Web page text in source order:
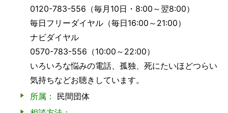
0120-783-556（毎月10日・8:00～翌8:00）
毎日フリーダイヤル（毎日16:00～21:00）
ナビダイヤル
0570-783-556（10:00～22:00）
いろいろな悩みの電話、孤独、死にたいほどつらい
気持ちなどお聴きしています。
所属：
民間団体